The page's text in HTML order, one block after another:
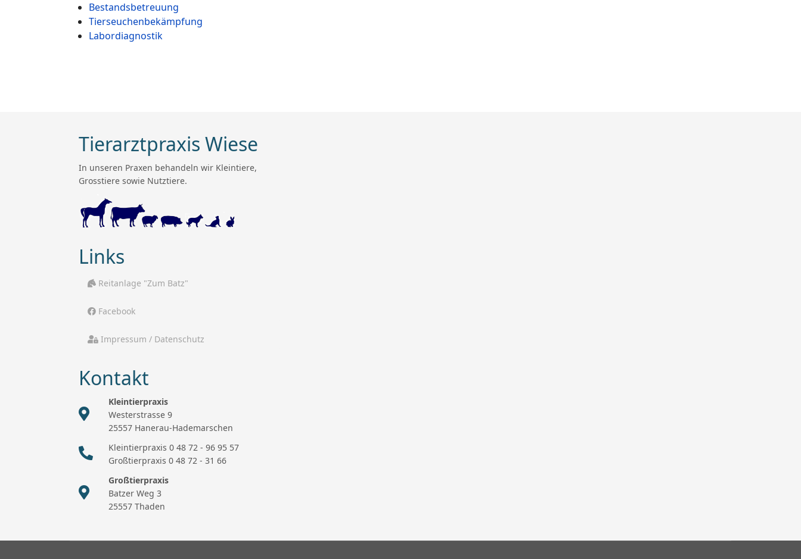
Bestandsbetreuung
Tierseuchenbekämpfung
Labordiagnostik
Tierarztpraxis Wiese
In unseren Praxen behandeln wir Kleintiere,
Grosstiere sowie Nutztiere.
Links
Reitanlage "Zum Batz"
Facebook
Impressum / Datenschutz
Kontakt
Kleintierpraxis
Westerstrasse 9
25557 Hanerau-Hademarschen
Kleintierpraxis 0 48 72 - 96 95 57
Großtierpraxis 0 48 72 - 31 66
Großtierpraxis
Batzer Weg 3
25557 Thaden